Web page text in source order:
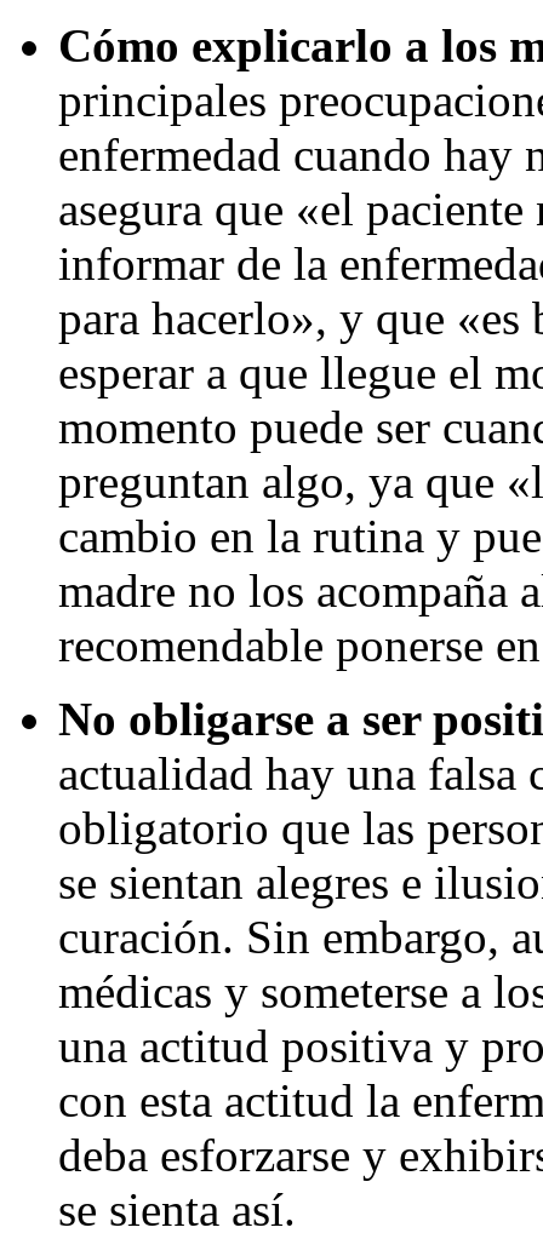
Cómo explicarlo a los
principales
enfermedad cuando hay
asegura que «el
informar de la
para hacerlo», y que
esperar a que llegue el
momento puede ser
preguntan algo, ya que
cambio en la rutina y
madre no los acompaña
recomendable ponerse
No obligarse a ser
actualidad hay una falsa
obligatorio que las
se sientan alegres e
curación. Sin embargo,
médicas y someterse a
una actitud positiva y
con esta actitud la
deba esforzarse y
se sienta así.